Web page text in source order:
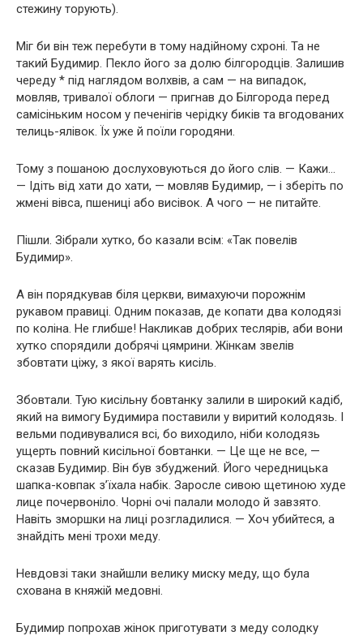
стежину торують).
Міг би він теж перебути в тому надійному схроні. Та не
такий Будимир. Пекло його за долю білгородців. Залишив
череду * під наглядом волхвів, а сам — на випадок,
мовляв, тривалої облоги — пригнав до Білгорода перед
самісіньким носом у печенігів черідку биків та вгодованих
телиць-ялівок. Їх уже й поїли городяни.
Тому з пошаною дослуховуються до його слів. — Кажи…
— Ідіть від хати до хати, — мовляв Будимир, — і зберіть по
жмені вівса, пшениці або висівок. А чого — не питайте.
Пішли. Зібрали хутко, бо казали всім: «Так повелів
Будимир».
А він порядкував біля церкви, вимахуючи порожнім
рукавом правиці. Одним показав, де копати два колодязі
по коліна. Не глибше! Накликав добрих теслярів, аби вони
хутко спорядили добрячі цямрини. Жінкам звелів
збовтати ціжу, з якої варять кисіль.
Збовтали. Тую кисільну бовтанку залили в широкий кадіб,
який на вимогу Будимира поставили у виритий колодязь. І
вельми подивувалися всі, бо виходило, ніби колодязь
ущерть повний кисільної бовтанки. — Це ще не все, —
сказав Будимир. Він був збуджений. Його чередницька
шапка-ковпак з’їхала набік. Заросле сивою щетиною худе
лице почервоніло. Чорні очі палали молодо й завзято.
Навіть зморшки на лиці розгладилися. — Хоч убийтеся, а
знайдіть мені трохи меду.
Невдовзі таки знайшли велику миску меду, що була
схована в княжій медовні.
Будимир попрохав жінок приготувати з меду солодку